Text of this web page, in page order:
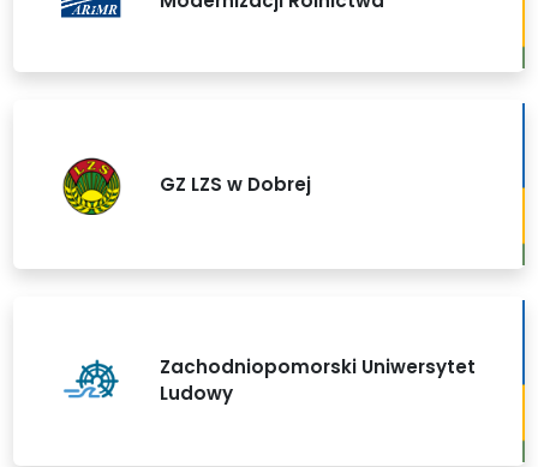
GZ LZS w Dobrej
Zachodniopomorski Uniwersytet
Ludowy